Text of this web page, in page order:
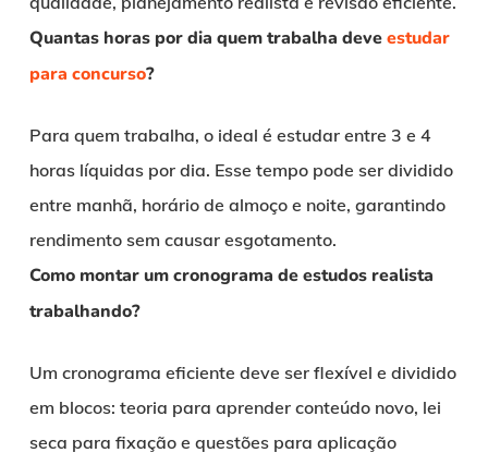
Quantas horas por dia quem trabalha deveestudar
para concurso?
Para quem trabalha, o ideal é estudar entre 3 e 4
horas líquidas por dia. Esse tempo pode ser dividido
entre manhã, horário de almoço e noite, garantindo
rendimento sem causar esgotamento.
Como montar um cronograma de estudos realista
trabalhando?
Um cronograma eficiente deve ser flexível e dividido
em blocos: teoria para aprender conteúdo novo, lei
seca para fixação e questões para aplicação